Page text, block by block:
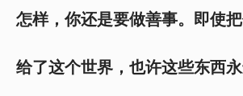
怎样，你还是要做善事。即使
给了这个世界，也许这些东西